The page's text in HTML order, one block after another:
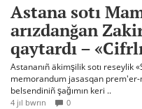
Astana sotı
arızdanğan
qaytardı –
Astananıñ äkimşilik sotı reseylik
memorandum jasasqan
belsendiniñ şağımın keri ..
4 jıl bwrın 0